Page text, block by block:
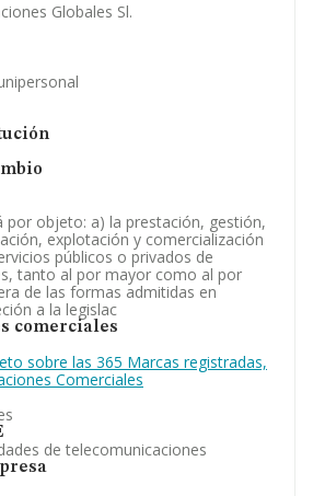
Globales Sl.
por objeto: a) la prestación, gestión,
explotación y comercialización
públicos o privados de
tanto al por mayor como al por
de las formas admitidas en
a la legislac
comerciales
sobre las 365 Marcas registradas,
Comerciales
de telecomunicaciones